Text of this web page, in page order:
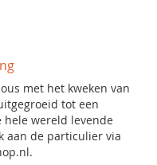
met het kweken van
tot een
hele wereld levende
aan de particulier via